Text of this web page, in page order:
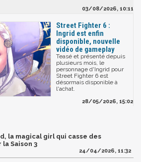
03/08/2026, 10:11
Street Fighter 6 :
Ingrid est enfin
disponible, nouvelle
vidéo de gameplay
Teasé et présenté depuis
plusieurs mois, le
personnage d'Ingrid pour
Street Fighter 6 est
désormais disponible à
l'achat.
28/05/2026, 15:02
la magical girl qui casse des
Saison 3
24/04/2026, 11:32